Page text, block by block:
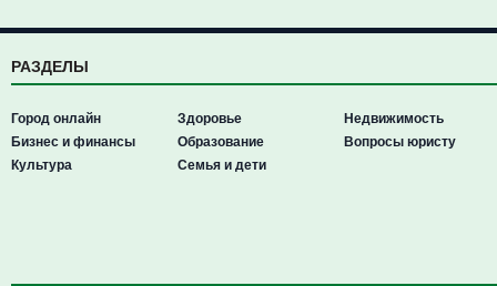
РАЗДЕЛЫ
Город онлайн
Бизнес и финансы
Культура
Здоровье
Образование
Семья и дети
Недвижимость
Вопросы юристу